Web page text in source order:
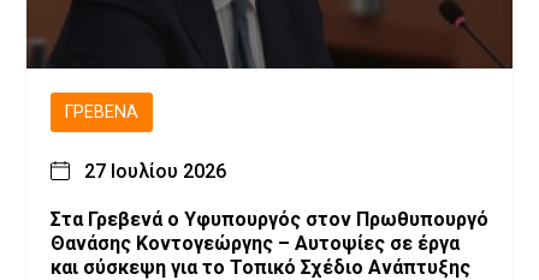
ΓΡΕΒΕΝΆ
27 Ιουλίου 2026
Στα Γρεβενά ο Υφυπουργός στον Πρωθυπουργό
Θανάσης Κοντογεώργης – Αυτοψίες σε έργα
και σύσκεψη για το Τοπικό Σχέδιο Ανάπτυξης